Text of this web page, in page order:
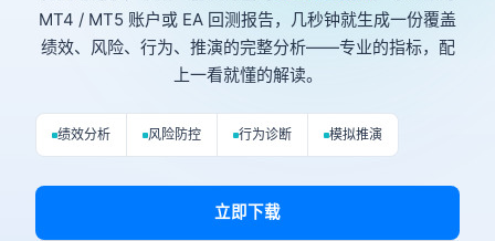
MT4 / MT5 账户或 EA 回测报告，几秒钟就生成一份覆盖
绩效、风险、行为、推演的完整分析——专业的指标，配
上一看就懂的解读。
绩效分析 风险防控 行为诊断 模拟推演
立即下载